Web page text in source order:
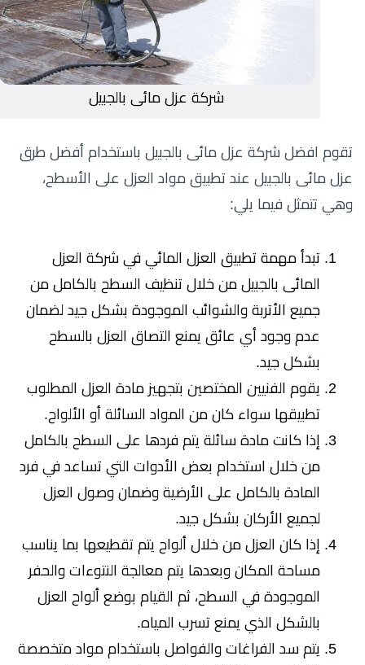
شركة عزل مائى بالجبيل
تقوم افضل شركة عزل مائى بالجبيل باستخدام أفضل طرق
عزل مائى بالجبيل عند تطبيق مواد العزل على الأسطح،
وهي تتمثل فيما يلي:
تبدأ مهمة تطبيق العزل المائي في شركة العزل
المائى بالجبيل من خلال تنظيف السطح بالكامل من
جميع الأتربة والشوائب الموجودة بشكل جيد لضمان
عدم وجود أي عائق يمنع التصاق العزل بالسطح
بشكل جيد.
يقوم الفنيين المختصين بتجهيز مادة العزل المطلوب
تطبيقها سواء كان من المواد السائلة أو الألواح.
إذا كانت مادة سائلة يتم فردها على السطح بالكامل
من خلال استخدام بعض الأدوات التي تساعد في فرد
المادة بالكامل على الأرضية وضمان وصول العزل
لجميع الأركان بشكل جيد.
إذا كان العزل من خلال ألواح يتم تقطيعها بما يناسب
مساحة المكان وبعدها يتم معالجة النتوءات والحفر
الموجودة في السطح، ثم القيام بوضع ألواح العزل
بالشكل الذي يمنع تسرب المياه.
يتم سد الفراغات والفواصل باستخدام مواد متخصصة